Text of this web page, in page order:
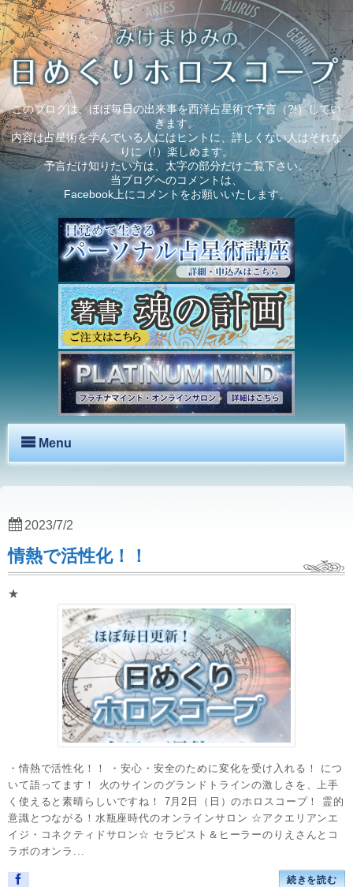
このブログは、ほぼ毎日の出来事を西洋占星術で予言（?!）してい
きます。
内容は占星術を学んでいる人にはヒントに、詳しくない人はそれな
りに（!）楽しめます。
予言だけ知りたい方は、太字の部分だけご覧下さい。
当ブログへのコメントは、
Facebook上にコメントをお願いいたします。
Menu
情熱で活性化！！
★
・情熱で活性化！！ ・安心・安全のために変化を受け入れる！ につ
いて語ってます！ 火のサインのグランドトラインの激しさを、上手
く使えると素晴らしいですね！ 7月2日（日）のホロスコープ！ 霊的
意識とつながる！水瓶座時代のオンラインサロン ☆アクエリアンエ
イジ・コネクティドサロン☆ セラピスト＆ヒーラーのりえさんとコ
ラボのオンラ...
続きを読む
2023/7/2